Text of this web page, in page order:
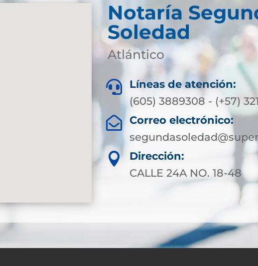
Notaría
Soledad
Atlántico

Líneas de atención:
(605) 3889308 - (+57)

Correo electrónico:

Dirección:
CALLE 24A NO. 18-48